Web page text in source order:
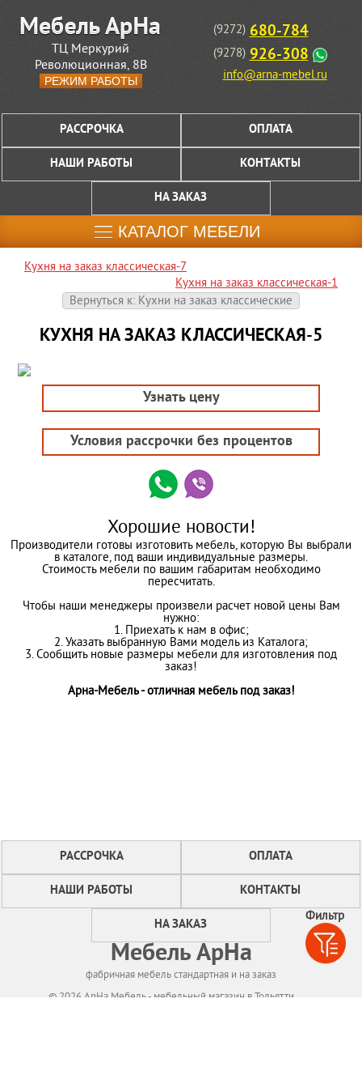
Фильтр
ТЦ Меркурий
Революционная, 8В
РЕЖИМ РАБОТЫ
(9272) 680-784
(9278) 926-308
info@arna-mebel.ru
РАССРОЧКА ОПЛАТА
НАШИ РАБОТЫ КОНТАКТЫ
НА ЗАКАЗ
КАТАЛОГ МЕБЕЛИ
Кухня на заказ классическая-7
Кухня на заказ классическая-1
Вернуться к: Кухни на заказ классические
КУХНЯ НА ЗАКАЗ КЛАССИЧЕСКАЯ-5
Узнать цену
Условия рассрочки без процентов
Хорошие новости!
Производители готовы изготовить мебель, которую Вы выбрали
в каталоге, под ваши индивидуальные размеры.
Стоимость мебели по вашим габаритам необходимо
пересчитать.
Чтобы наши менеджеры произвели расчет новой цены Вам
нужно:
1. Приехать к нам в офис;
2. Указать выбранную Вами модель из Каталога;
3. Сообщить новые размеры мебели для изготовления под
заказ!
Арна-Мебель - отличная мебель под заказ!
РАССРОЧКА ОПЛАТА
НАШИ РАБОТЫ КОНТАКТЫ
НА ЗАКАЗ
Мебель АрНа
фабричная мебель стандартная и на заказ
© 2026 АрНа Мебель - мебельный магазин в Тольятти